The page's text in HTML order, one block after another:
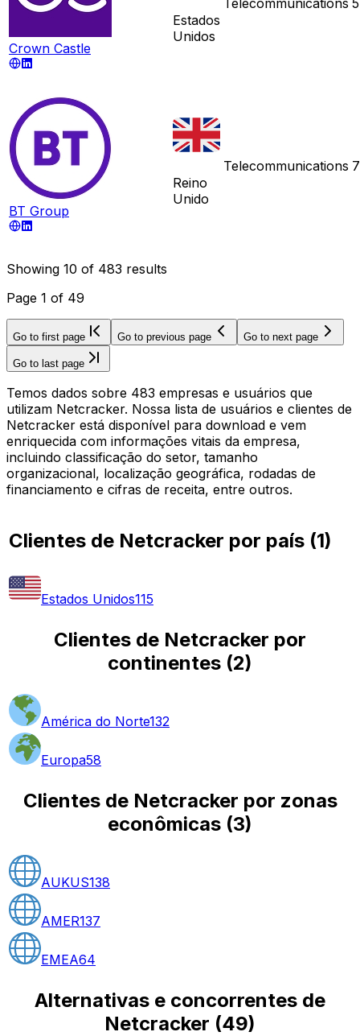
Crown Castle
Estados
Unidos
BT Group
Reino
Unido
Telecommunications
Showing 10 of 483 results
Page 1 of 49
Go to first page Go to previous page Go to next page
Go to last page
Temos dados sobre 483 empresas e usuários que
utilizam Netcracker. Nossa lista de usuários e clientes de
Netcracker está disponível para download e vem
enriquecida com informações vitais da empresa,
incluindo classificação do setor, tamanho
organizacional, localização geográfica, rodadas de
financiamento e cifras de receita, entre outros.
Clientes de Netcracker por país (1)
Estados Unidos115
Clientes de Netcracker por
continentes (2)
América do Norte132
Europa58
Clientes de Netcracker por zonas
econômicas (3)
AUKUS138
AMER137
EMEA64
Alternativas e concorrentes de
Netcracker (49)